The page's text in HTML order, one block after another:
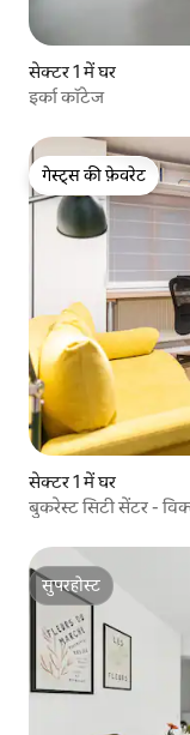
सेक्टर 1 में घर
इर्का कॉटेज
गेस्ट्स की फ़ेवरेट
गेस्ट्स की फ़ेवरेट
सेक्टर 1 में घर
बुकरेस्ट सिटी सेंटर -
सुपरहोस्ट
सुपरहोस्ट